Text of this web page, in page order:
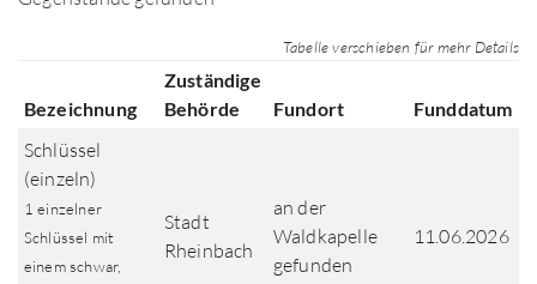
Tabelle verschieben für mehr Details
Bezeichnung
Zuständige
Behörde
Fundort Funddatum
Schlüssel
(einzeln)
1 einzelner
Schlüssel mit
einem schwar,
Stadt
Rheinbach
an der
Waldkapelle
gefunden
11.06.2026